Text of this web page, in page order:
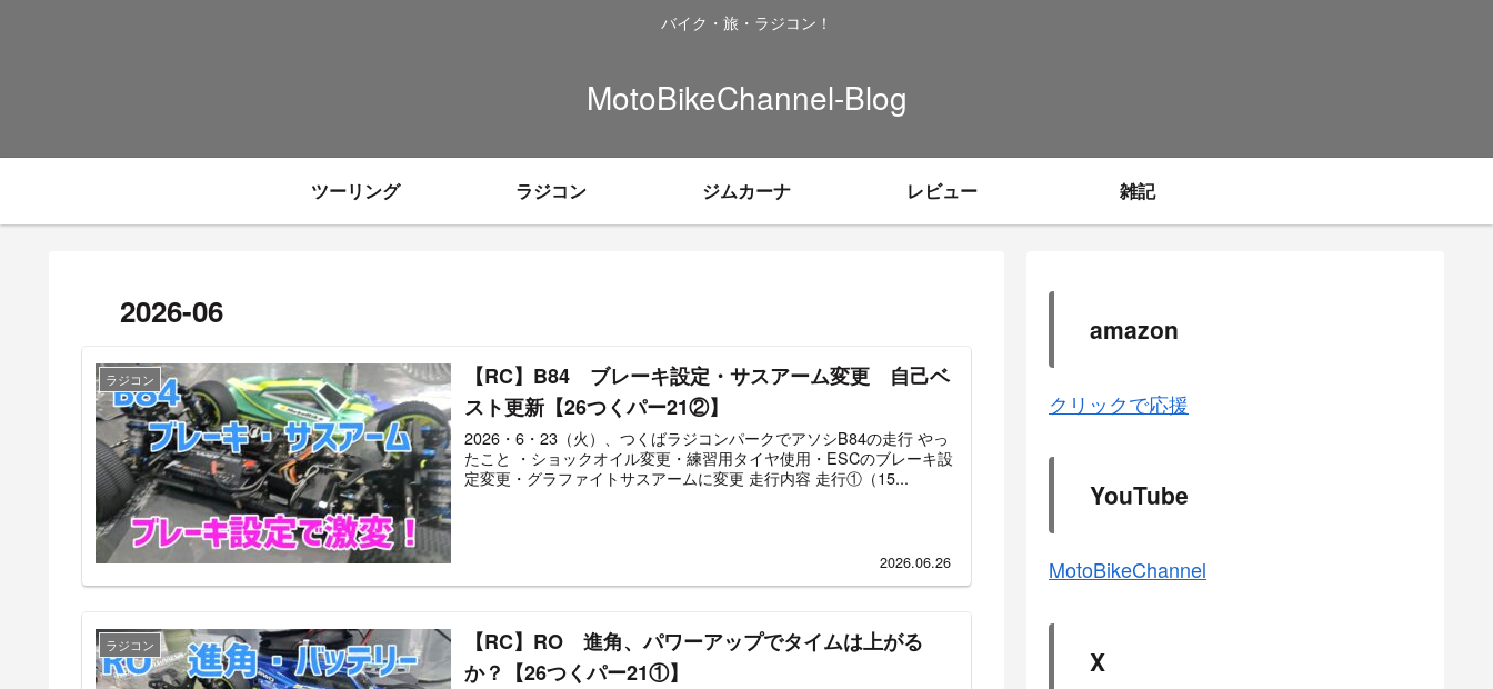
バイク・旅・ラジコン！
MotoBikeChannel-Blog
ツーリング ラジコン ジムカーナ レビュー 雑記
2026-06
ラジコン
【RC】B84 ブレーキ設定・サスアーム変更 自己ベ
スト更新【26つくパー21②】
2026・6・23（火）、つくばラジコンパークでアソシB84の走行 やっ
たこと ・ショックオイル変更・練習用タイヤ使用・ESCのブレーキ設
定変更・グラファイトサスアームに変更 走行内容 走行①（15...
2026.06.26
ラジコン
【RC】RO 進角、パワーアップでタイムは上がる
か？【26つくパー21①】
amazon
クリックで応援
YouTube
MotoBikeChannel
X